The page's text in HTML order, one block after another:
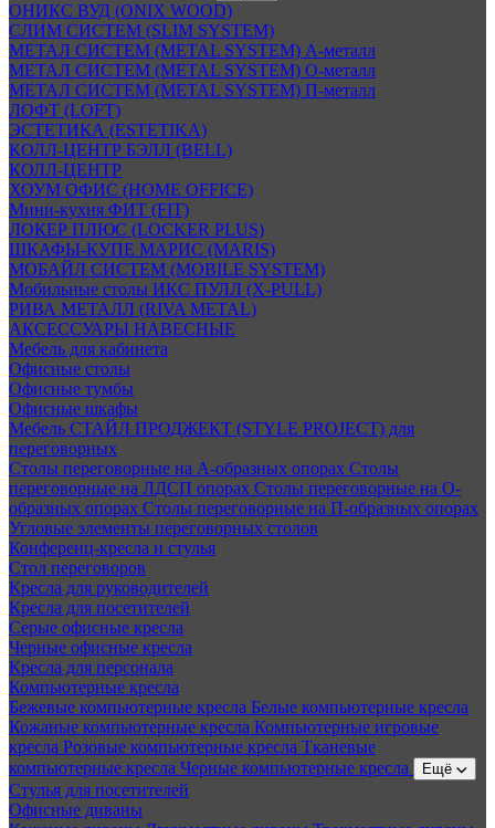
ОНИКС ВУД (ONIX WOOD)
СЛИМ СИСТЕМ (SLIM SYSTEM)
МЕТАЛ СИСТЕМ (METAL SYSTEM) А-металл
МЕТАЛ СИСТЕМ (METAL SYSTEM) О-металл
МЕТАЛ СИСТЕМ (METAL SYSTEM) П-металл
ЛОФТ (LOFT)
ЭСТЕТИКА (ESTETIKA)
КОЛЛ-ЦЕНТР БЭЛЛ (BELL)
КОЛЛ-ЦЕНТР
ХОУМ ОФИС (HOME OFFICE)
Мини-кухня ФИТ (FIT)
ЛОКЕР ПЛЮС (LOCKER PLUS)
ШКАФЫ-КУПЕ МАРИС (MARIS)
МОБАЙЛ СИСТЕМ (MOBILE SYSTEM)
Мобильные столы ИКС ПУЛЛ (X-PULL)
РИВА МЕТАЛЛ (RIVA METAL)
АКСЕССУАРЫ НАВЕСНЫЕ
Мебель для кабинета
Офисные столы
Офисные тумбы
Офисные шкафы
Мебель СТАЙЛ ПРОДЖЕКТ (STYLE PROJECT) для
переговорных
Столы переговорные на А-образных опорах Столы
переговорные на ЛДСП опорах Столы переговорные на О-
образных опорах Столы переговорные на П-образных опорах
Угловые элементы переговорных столов
Конференц-кресла и стулья
Стол переговоров
Кресла для руководителей
Кресла для посетителей
Серые офисные кресла
Черные офисные кресла
Кресла для персонала
Компьютерные кресла
Бежевые компьютерные кресла Белые компьютерные кресла
Кожаные компьютерные кресла Компьютерные игровые
кресла Розовые компьютерные кресла Тканевые
компьютерные кресла Черные компьютерные кресла Ещё
Стулья для посетителей
Офисные диваны